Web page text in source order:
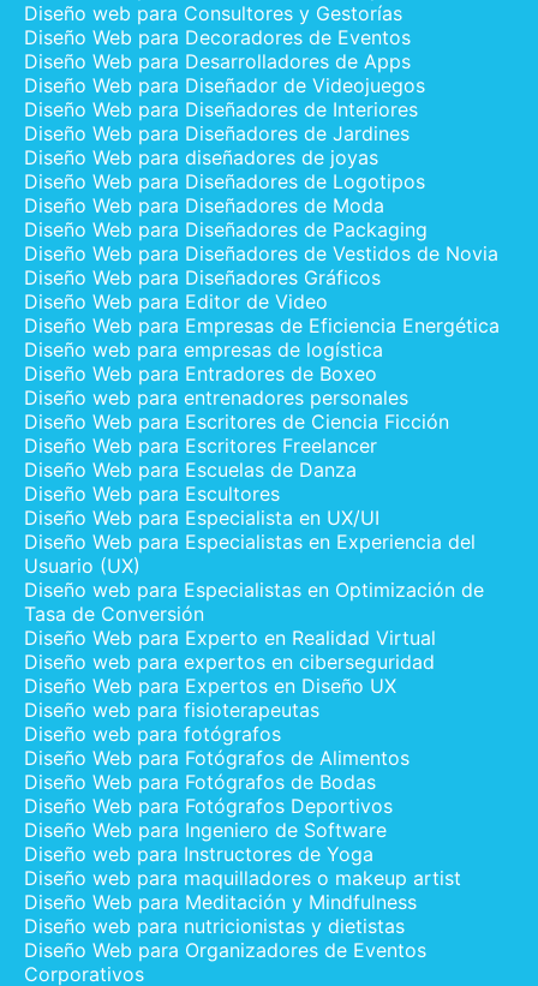
Diseño web para Consultores y Gestorías
Diseño Web para Decoradores de Eventos
Diseño Web para Desarrolladores de Apps
Diseño Web para Diseñador de Videojuegos
Diseño Web para Diseñadores de Interiores
Diseño Web para Diseñadores de Jardines
Diseño Web para diseñadores de joyas
Diseño Web para Diseñadores de Logotipos
Diseño Web para Diseñadores de Moda
Diseño Web para Diseñadores de Packaging
Diseño Web para Diseñadores de Vestidos de Novia
Diseño Web para Diseñadores Gráficos
Diseño Web para Editor de Video
Diseño Web para Empresas de Eficiencia Energética
Diseño web para empresas de logística
Diseño Web para Entradores de Boxeo
Diseño web para entrenadores personales
Diseño Web para Escritores de Ciencia Ficción
Diseño Web para Escritores Freelancer
Diseño Web para Escuelas de Danza
Diseño Web para Escultores
Diseño Web para Especialista en UX/UI
Diseño Web para Especialistas en Experiencia del
Usuario (UX)
Diseño web para Especialistas en Optimización de
Tasa de Conversión
Diseño Web para Experto en Realidad Virtual
Diseño web para expertos en ciberseguridad
Diseño Web para Expertos en Diseño UX
Diseño web para fisioterapeutas
Diseño web para fotógrafos
Diseño Web para Fotógrafos de Alimentos
Diseño Web para Fotógrafos de Bodas
Diseño Web para Fotógrafos Deportivos
Diseño Web para Ingeniero de Software
Diseño web para Instructores de Yoga
Diseño web para maquilladores o makeup artist
Diseño Web para Meditación y Mindfulness
Diseño web para nutricionistas y dietistas
Diseño Web para Organizadores de Eventos
Corporativos